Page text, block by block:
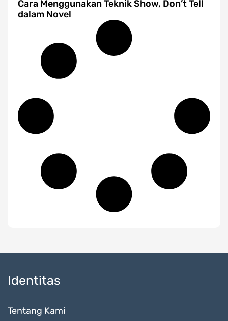
Cara Menggunakan Teknik Show, Don’t Tell
dalam Novel
Identitas
Tentang Kami